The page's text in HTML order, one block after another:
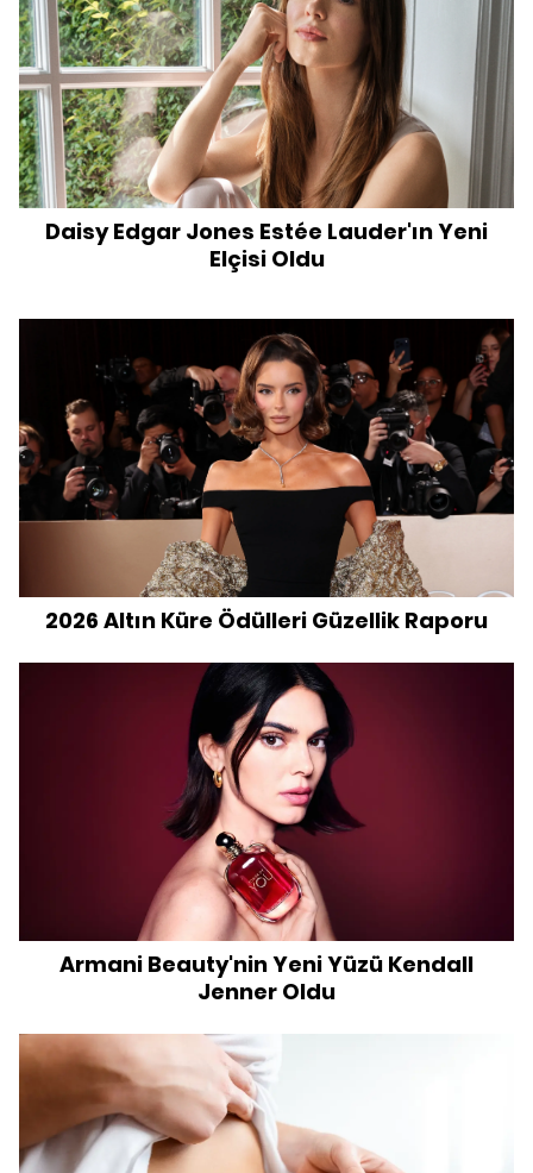
Daisy Edgar Jones Estée Lauder'ın Yeni
Elçisi Oldu
2026 Altın Küre Ödülleri Güzellik Raporu
Armani Beauty'nin Yeni Yüzü Kendall
Jenner Oldu